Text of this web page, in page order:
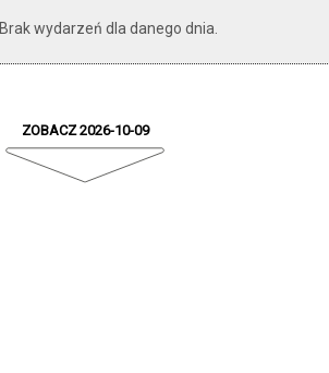
Brak wydarzeń dla danego dnia.
ZOBACZ 2026-10-09